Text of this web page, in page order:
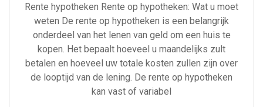
Rente hypotheken Rente op hypotheken: Wat u moet
weten De rente op hypotheken is een belangrijk
onderdeel van het lenen van geld om een huis te
kopen. Het bepaalt hoeveel u maandelijks zult
betalen en hoeveel uw totale kosten zullen zijn over
de looptijd van de lening. De rente op hypotheken
kan vast of variabel